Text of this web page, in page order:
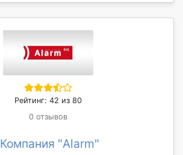
Рейтинг: 42 из 80
0 отзывов
Компания "Alarm"